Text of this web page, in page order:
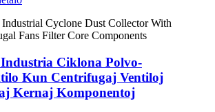
Ciklona Polvo-
Kun Centrifugaj Ventiloj
Kernaj Komponentoj